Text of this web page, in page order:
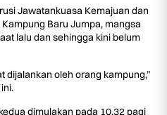
Jawatankuasa Kemajuan dan
Baru Jumpa, mangsa
lalu dan sehingga kini belum
dijalankan oleh orang kampung,”
dimulakan pada 10.32 pagi